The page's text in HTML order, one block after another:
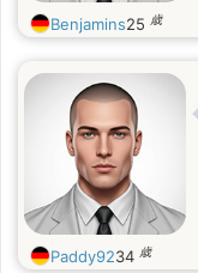
Benjamins25 歳
Paddy9234 歳